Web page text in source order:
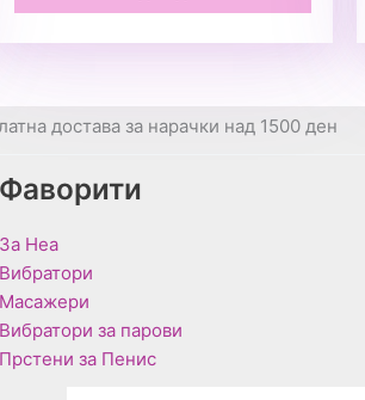
достава за нарачки над 1500 ден
Фаворити
За Неа
Вибратори
Масажери
Вибратори за парови
Прстени за Пенис